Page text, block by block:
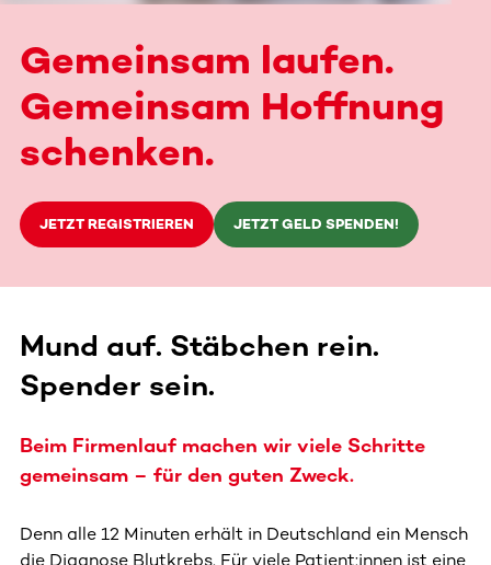
Gemeinsam laufen.
Gemeinsam Hoffnung
schenken.
JETZT REGISTRIEREN JETZT GELD SPENDEN!
Mund auf. Stäbchen rein.
Spender sein.
Beim Firmenlauf machen wir viele Schritte
gemeinsam – für den guten Zweck.
Denn alle 12 Minuten erhält in Deutschland ein Mensch
die Diagnose Blutkrebs. Für viele Patient:innen ist eine